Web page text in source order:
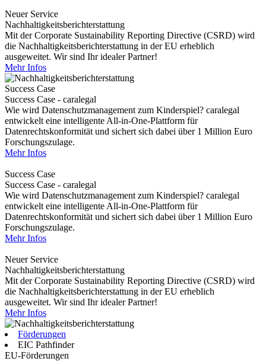
Neuer Service
Nachhaltigkeitsberichterstattung
Mit der Corporate Sustainability Reporting Directive (CSRD) wird
die Nachhaltigkeitsberichterstattung in der EU erheblich
ausgeweitet. Wir sind Ihr idealer Partner!
Mehr Infos
Success Case
Success Case - caralegal
Wie wird Datenschutzmanagement zum Kinderspiel? caralegal
entwickelt eine intelligente All-in-One-Plattform für
Datenrechtskonformität und sichert sich dabei über 1 Million Euro
Forschungszulage.
Mehr Infos
Success Case
Success Case - caralegal
Wie wird Datenschutzmanagement zum Kinderspiel? caralegal
entwickelt eine intelligente All-in-One-Plattform für
Datenrechtskonformität und sichert sich dabei über 1 Million Euro
Forschungszulage.
Mehr Infos
Neuer Service
Nachhaltigkeitsberichterstattung
Mit der Corporate Sustainability Reporting Directive (CSRD) wird
die Nachhaltigkeitsberichterstattung in der EU erheblich
ausgeweitet. Wir sind Ihr idealer Partner!
Mehr Infos
Förderungen
EIC Pathfinder
EU-Förderungen